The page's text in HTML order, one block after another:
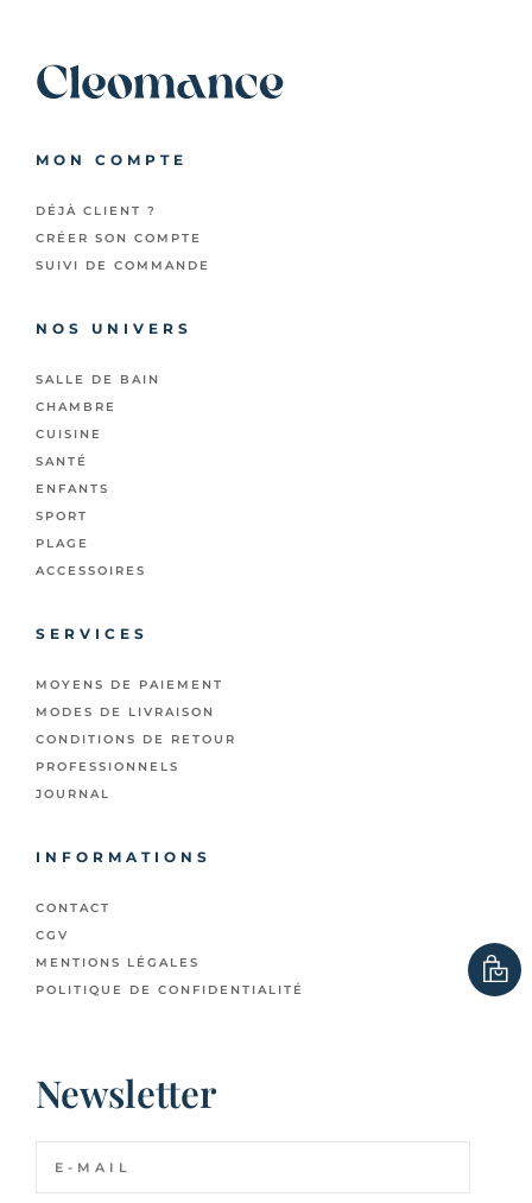
MON COMPTE
DÉJÀ CLIENT ?
CRÉER SON COMPTE
SUIVI DE COMMANDE
NOS UNIVERS
SALLE DE BAIN
CHAMBRE
CUISINE
SANTÉ
ENFANTS
SPORT
PLAGE
ACCESSOIRES
SERVICES
MOYENS DE PAIEMENT
MODES DE LIVRAISON
CONDITIONS DE RETOUR
PROFESSIONNELS
JOURNAL
INFORMATIONS
CONTACT
CGV
MENTIONS LÉGALES
POLITIQUE DE CONFIDENTIALITÉ
Newsletter